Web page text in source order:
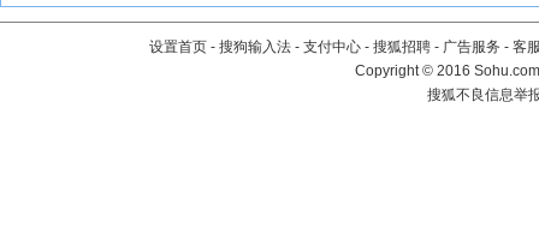
设置首页 - 搜狗输入法 - 支付中心 - 搜狐招聘 - 广告服务 - 客
Copyright©2016
搜狐不良信息举